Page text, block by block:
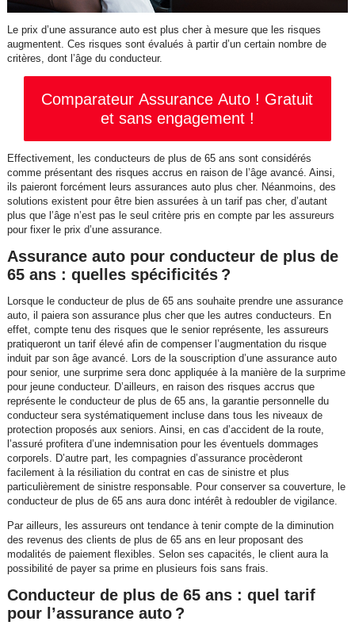
Le prix d’une assurance auto est plus cher à mesure que les risques
augmentent. Ces risques sont évalués à partir d’un certain nombre de
critères, dont l’âge du conducteur.
Comparateur Assurance Auto ! Gratuit
et sans engagement !
Effectivement, les conducteurs de plus de 65 ans sont considérés
comme présentant des risques accrus en raison de l’âge avancé. Ainsi,
ils paieront forcément leurs assurances auto plus cher. Néanmoins, des
solutions existent pour être bien assurées à un tarif pas cher, d’autant
plus que l’âge n’est pas le seul critère pris en compte par les assureurs
pour fixer le prix d’une assurance.
Assurance auto pour conducteur de plus de
65 ans : quelles spécificités ?
Lorsque le conducteur de plus de 65 ans souhaite prendre une assurance
auto, il paiera son assurance plus cher que les autres conducteurs. En
effet, compte tenu des risques que le senior représente, les assureurs
pratiqueront un tarif élevé afin de compenser l’augmentation du risque
induit par son âge avancé. Lors de la souscription d’une assurance auto
pour senior, une surprime sera donc appliquée à la manière de la surprime
pour jeune conducteur. D’ailleurs, en raison des risques accrus que
représente le conducteur de plus de 65 ans, la garantie personnelle du
conducteur sera systématiquement incluse dans tous les niveaux de
protection proposés aux seniors. Ainsi, en cas d’accident de la route,
l’assuré profitera d’une indemnisation pour les éventuels dommages
corporels. D’autre part, les compagnies d’assurance procèderont
facilement à la résiliation du contrat en cas de sinistre et plus
particulièrement de sinistre responsable. Pour conserver sa couverture, le
conducteur de plus de 65 ans aura donc intérêt à redoubler de vigilance.
Par ailleurs, les assureurs ont tendance à tenir compte de la diminution
des revenus des clients de plus de 65 ans en leur proposant des
modalités de paiement flexibles. Selon ses capacités, le client aura la
possibilité de payer sa prime en plusieurs fois sans frais.
Conducteur de plus de 65 ans : quel tarif
pour l’assurance auto ?